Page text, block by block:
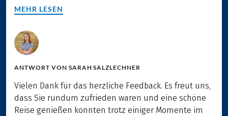
MEHR LESEN
ANTWORT VON SARAH SALZLECHNER
Vielen Dank für das herzliche Feedback. Es freut uns,
dass Sie rundum zufrieden waren und eine schöne
Reise genießen konnten trotz einiger Momente im